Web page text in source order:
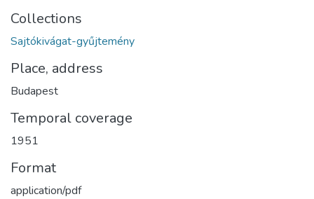
Collections
Sajtókivágat-gyűjtemény
Place, address
Budapest
Temporal coverage
1951
Format
application/pdf